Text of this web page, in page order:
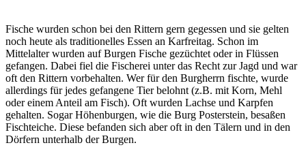
Fische wurden schon bei den Rittern gern gegessen und sie gelten
noch heute als traditionelles Essen an Karfreitag. Schon im
Mittelalter wurden auf Burgen Fische gezüchtet oder in Flüssen
gefangen. Dabei fiel die Fischerei unter das Recht zur Jagd und war
oft den Rittern vorbehalten. Wer für den Burgherrn fischte, wurde
allerdings für jedes gefangene Tier belohnt (z.B. mit Korn, Mehl
oder einem Anteil am Fisch). Oft wurden Lachse und Karpfen
gehalten. Sogar Höhenburgen, wie die Burg Posterstein, besaßen
Fischteiche. Diese befanden sich aber oft in den Tälern und in den
Dörfern unterhalb der Burgen.